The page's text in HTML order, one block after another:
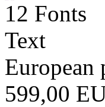
12 Fonts
Text
European
599,00